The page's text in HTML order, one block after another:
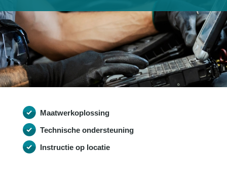
Maatwerkoplossing
Technische ondersteuning
Instructie op locatie